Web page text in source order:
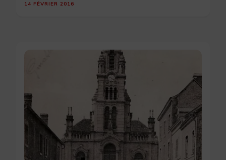
14 FÉVRIER 2016